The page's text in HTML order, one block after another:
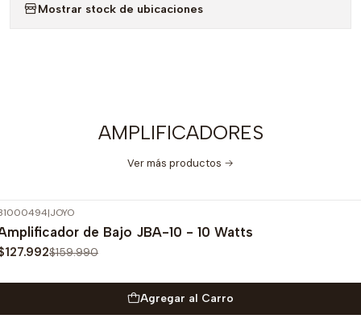
Mostrar stock de ubicaciones
AMPLIFICADORES
Ver más productos
OFF
|JOYO
de Bajo JBA-10 - 10 Watts
$159.990
Agregar al Carro